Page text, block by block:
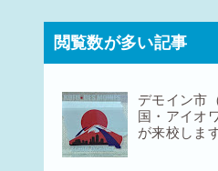
閲覧数が多い記事
デモイン市
国・アイオ
が来校しま